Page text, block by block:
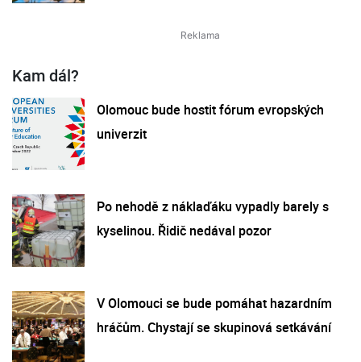
Kam dál?
Olomouc bude hostit fórum evropských
univerzit
Po nehodě z náklaďáku vypadly barely s
kyselinou. Řidič nedával pozor
V Olomouci se bude pomáhat hazardním
hráčům. Chystají se skupinová setkávání